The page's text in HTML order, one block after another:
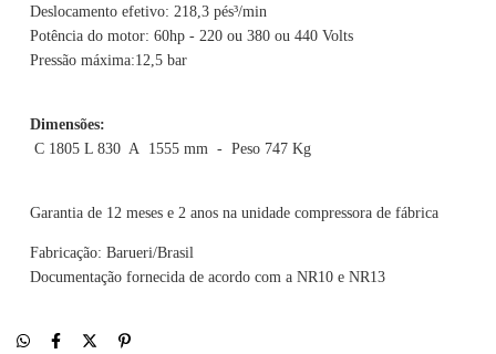
Deslocamento efetivo: 218,3 pés³/min
Potência do motor: 60hp - 220 ou 380 ou 440 Volts
Pressão máxima:12,5 bar
Dimensões:
C 1805 L 830 A 1555 mm - Peso 747 Kg
Garantia de 12 meses e 2 anos na unidade compressora de fábrica
Fabricação: Barueri/Brasil
Documentação fornecida de acordo com a NR10 e NR13